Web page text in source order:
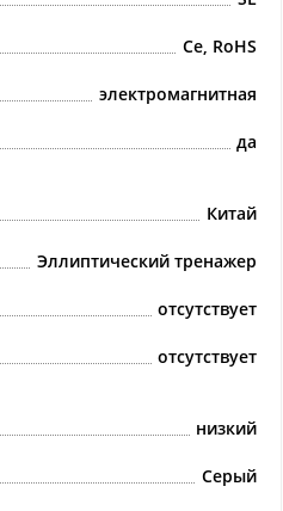
Ce, RoHS
электромагнитная
да
Китай
Эллиптический тренажер
отсутствует
отсутствует
низкий
Серый